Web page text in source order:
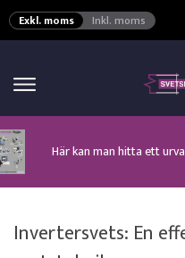
Exkl. moms Inkl. moms
Klicka här för att se
Här kan man hitta ett
Nyhet!Nyhet! Tig-
Nyhet! Tig-
Nyhet! Nya
Nyhet! MinarcMig 190
Invertersvets: En
VISA VARUKORGEN